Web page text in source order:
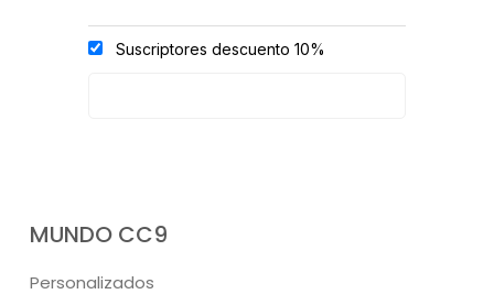
Suscriptores descuento 10%
MUNDO CC9
Personalizados